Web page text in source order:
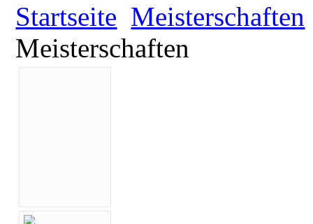
Startseite Meisterschaften
Meisterschaften